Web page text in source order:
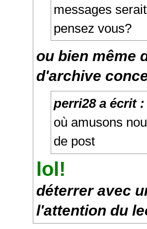
messages
pensez vous?
ou bien même
d'archive
perri28 a écrit :
où amusons
de post
lol!
déterrer avec
l'attention du